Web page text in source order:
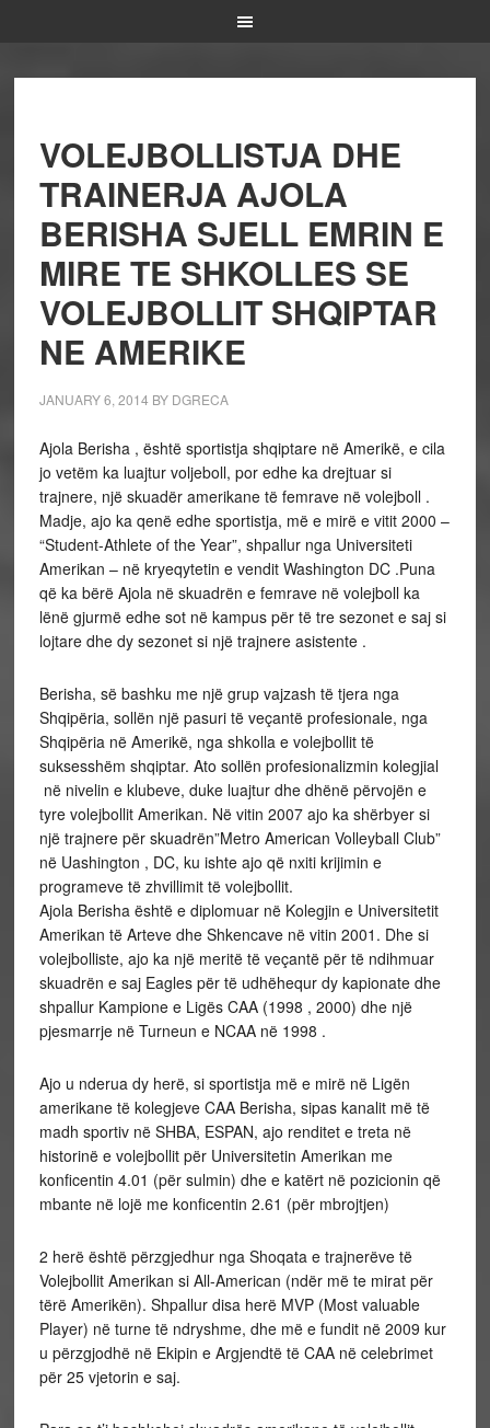
VOLEJBOLLISTJA DHE
TRAINERJA AJOLA
BERISHA SJELL EMRIN E
MIRE TE SHKOLLES SE
VOLEJBOLLIT SHQIPTAR
NE AMERIKE
JANUARY 6, 2014 BY DGRECA
Ajola Berisha , është sportistja shqiptare në Amerikë, e cila
jo vetëm ka luajtur voljeboll, por edhe ka drejtuar si
trajnere, një skuadër amerikane të femrave në volejboll .
Madje, ajo ka qenë edhe sportistja, më e mirë e vitit 2000 –
“Student-Athlete of the Year”, shpallur nga Universiteti
Amerikan – në kryeqytetin e vendit Washington DC .Puna
që ka bërë Ajola në skuadrën e femrave në volejboll ka
lënë gjurmë edhe sot në kampus për të tre sezonet e saj si
lojtare dhe dy sezonet si një trajnere asistente .
Berisha, së bashku me një grup vajzash të tjera nga
Shqipëria, sollën një pasuri të veçantë profesionale, nga
Shqipëria në Amerikë, nga shkolla e volejbollit të
suksesshëm shqiptar. Ato sollën profesionalizmin kolegjial
në nivelin e klubeve, duke luajtur dhe dhënë përvojën e
tyre volejbollit Amerikan. Në vitin 2007 ajo ka shërbyer si
një trajnere për skuadrën”Metro American Volleyball Club”
në Uashington , DC, ku ishte ajo që nxiti krijimin e
programeve të zhvillimit të volejbollit.
Ajola Berisha është e diplomuar në Kolegjin e Universitetit
Amerikan të Arteve dhe Shkencave në vitin 2001. Dhe si
volejbolliste, ajo ka një meritë të veçantë për të ndihmuar
skuadrën e saj Eagles për të udhëhequr dy kapionate dhe
shpallur Kampione e Ligës CAA (1998 , 2000) dhe një
pjesmarrje në Turneun e NCAA në 1998 .
Ajo u nderua dy herë, si sportistja më e mirë në Ligën
amerikane të kolegjeve CAA Berisha, sipas kanalit më të
madh sportiv në SHBA, ESPAN, ajo renditet e treta në
historinë e volejbollit për Universitetin Amerikan me
konficentin 4.01 (për sulmin) dhe e katërt në pozicionin që
mbante në lojë me konficentin 2.61 (për mbrojtjen)
2 herë është përzgjedhur nga Shoqata e trajnerëve të
Volejbollit Amerikan si All-American (ndër më te mirat për
tërë Amerikën). Shpallur disa herë MVP (Most valuable
Player) në turne të ndryshme, dhe më e fundit në 2009 kur
u përzgjodhë në Ekipin e Argjendtë të CAA në celebrimet
për 25 vjetorin e saj.